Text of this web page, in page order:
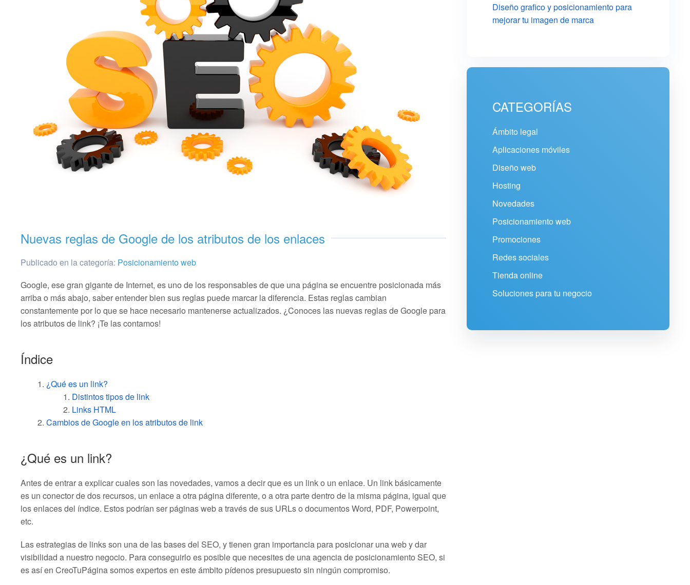
Nuevas reglas de Google de los atributos de los enlaces
Publicado en la categoría: Posicionamiento web
Google, ese gran gigante de Internet, es uno de los responsables de que una página se encuentre posicionada más
arriba o más abajo, saber entender bien sus reglas puede marcar la diferencia. Estas reglas cambian
constantemente por lo que se hace necesario mantenerse actualizados. ¿Conoces las nuevas reglas de Google para
los atributos de link? ¡Te las contamos!
Índice
¿Qué es un link?
Distintos tipos de link
Links HTML
Cambios de Google en los atributos de link
¿Qué es un link?
Antes de entrar a explicar cuales son las novedades, vamos a decir que es un link o un enlace. Un link básicamente
es un conector de dos recursos, un enlace a otra página diferente, o a otra parte dentro de la misma página, igual que
los enlaces del índice. Estos podrían ser páginas web a través de sus URLs o documentos Word, PDF, Powerpoint,
etc.
Las estrategias de links son una de las bases del SEO, y tienen gran importancia para posicionar una web y dar
visibilidad a nuestro negocio. Para conseguirlo es posible que necesites de una agencia de posicionamiento SEO, si
es así en CreoTuPágina somos expertos en este ámbito pídenos presupuesto sin ningún compromiso.
Diseño grafico y posicionamiento para
mejorar tu imagen de marca
CATEGORÍAS
Ámbito legal
Aplicaciones móviles
Diseño web
Hosting
Novedades
Posicionamiento web
Promociones
Redes sociales
Tienda online
Soluciones para tu negocio